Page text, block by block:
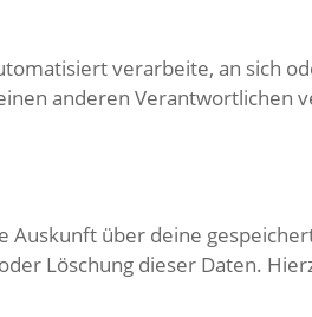
verarbeite, an sich
anderen Verantwortlichen
über deine
Löschung dieser Daten.